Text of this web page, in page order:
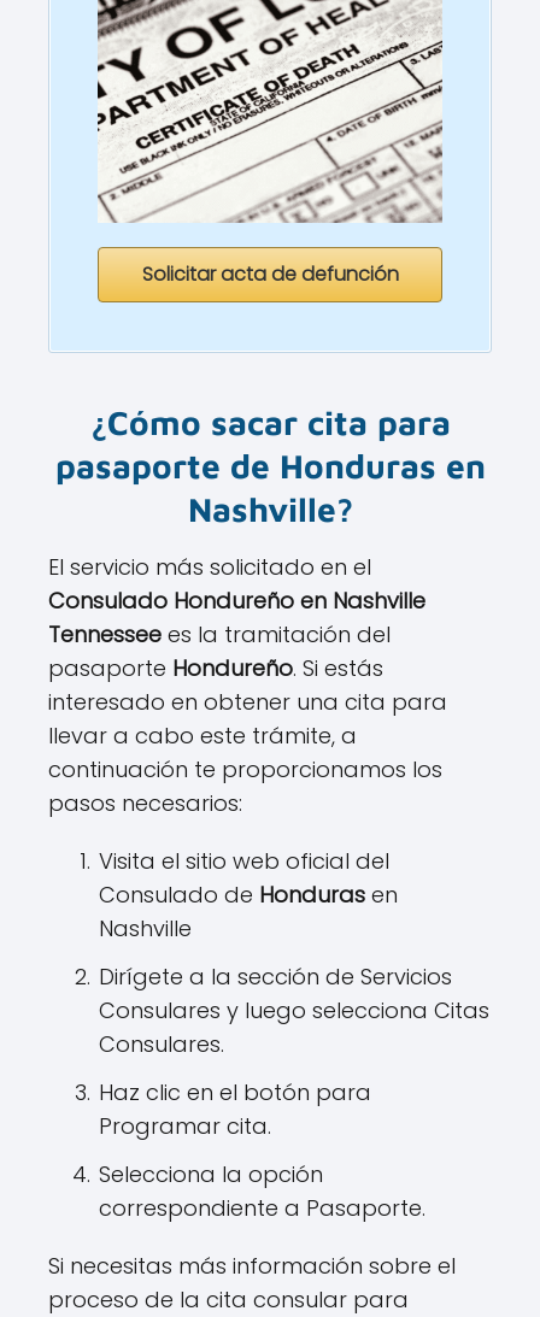
Solicitar acta de defunción
¿Cómo sacar cita para
pasaporte de Honduras en
Nashville?
El servicio más solicitado en el
Consulado Hondureño en Nashville
Tennessee es la tramitación del
pasaporte Hondureño. Si estás
interesado en obtener una cita para
llevar a cabo este trámite, a
continuación te proporcionamos los
pasos necesarios:
Visita el sitio web oficial del
Consulado de Honduras en
Nashville
Dirígete a la sección de Servicios
Consulares y luego selecciona Citas
Consulares.
Haz clic en el botón para
Programar cita.
Selecciona la opción
correspondiente a Pasaporte.
Si necesitas más información sobre el
proceso de la cita consular para